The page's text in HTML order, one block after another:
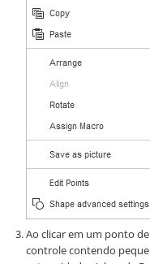
Ao clicar em um ponto
controle contendo